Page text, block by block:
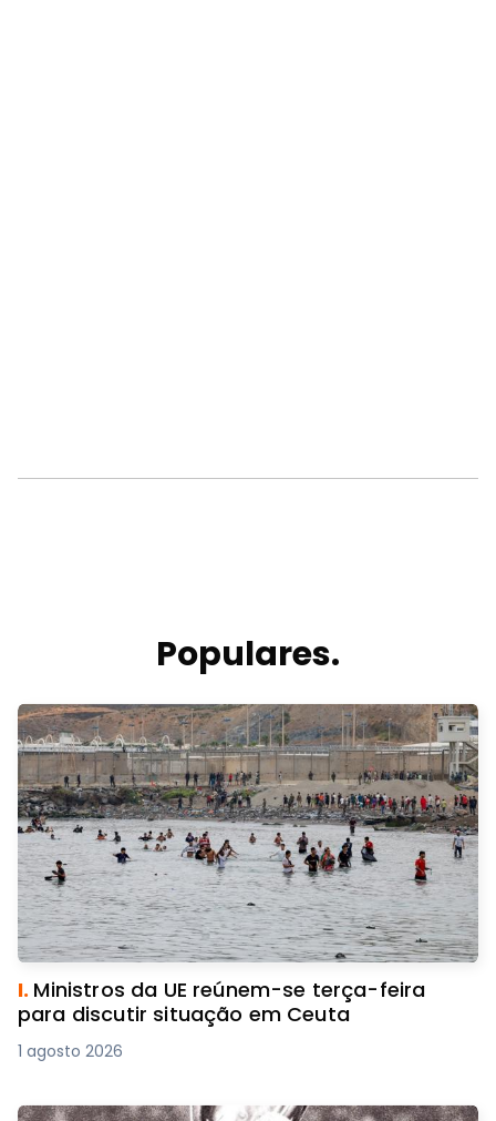
Populares.
I. Ministros da UE reúnem-se terça-feira
para discutir situação em Ceuta
1 agosto 2026